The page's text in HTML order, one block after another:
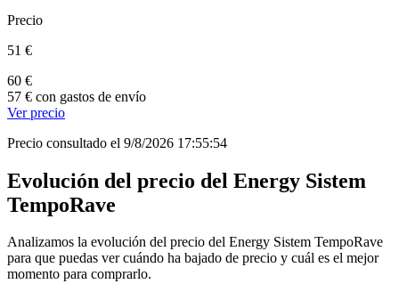
Precio
51 €
60 €
57 € con gastos de envío
Ver precio
Precio consultado el 9/8/2026 17:55:54
Evolución del precio del Energy Sistem
TempoRave
Analizamos la evolución del precio del Energy Sistem TempoRave
para que puedas ver cuándo ha bajado de precio y cuál es el mejor
momento para comprarlo.